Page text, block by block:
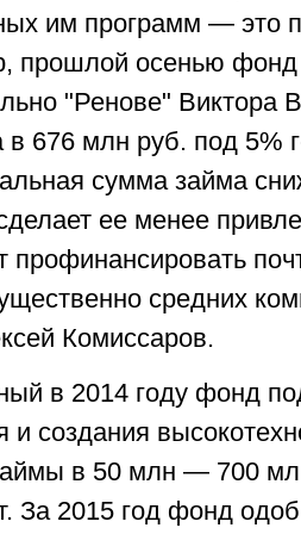
им программ — это
прошлой осенью
"Ренове" Виктора
676 млн руб. под 5%
сумма займа
ее менее
профинансировать
средних
Комиссаров.
в 2014 году фонд
создания
в 50 млн — 700
За 2015 год фонд